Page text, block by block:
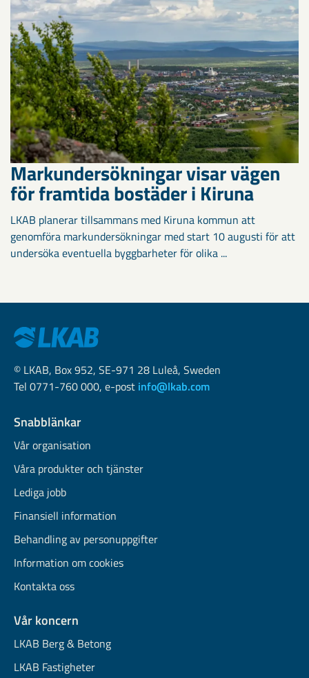
Markundersökningar visar vägen
för framtida bostäder i Kiruna
LKAB planerar tillsammans med Kiruna kommun att
genomföra markundersökningar med start 10 augusti för att
undersöka eventuella byggbarheter för olika ...
© LKAB, Box 952, SE-971 28 Luleå, Sweden
Tel 0771-760 000, e-post info@lkab.com
Snabblänkar
Vår organisation
Våra produkter och tjänster
Lediga jobb
Finansiell information
Behandling av personuppgifter
Information om cookies
Kontakta oss
Vår koncern
LKAB Berg & Betong
LKAB Fastigheter